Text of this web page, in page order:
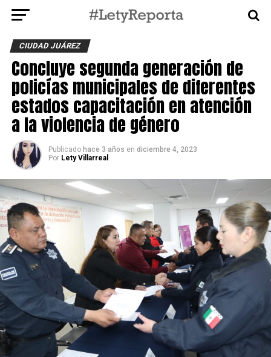
CIUDAD JUÁREZ
Concluye segunda generación de
policías municipales de diferentes
estados capacitación en atención
a la violencia de género
Publicado hace 3 años en diciembre 4, 2023
Por Lety Villarreal